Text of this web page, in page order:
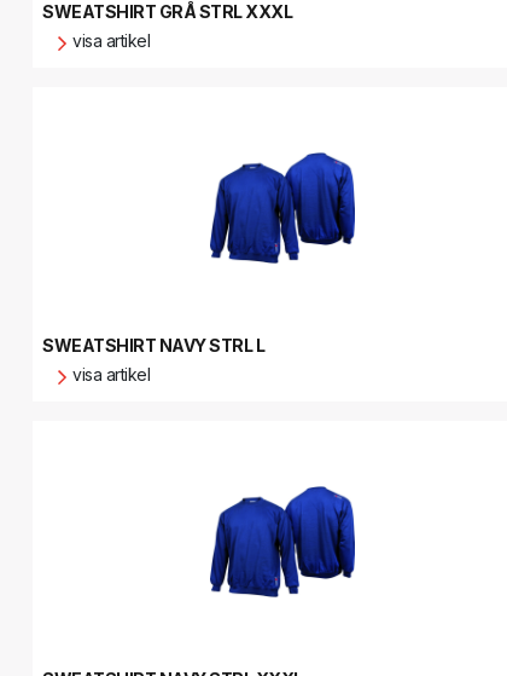
SWEATSHIRT GRÅ STRL XXXL
visa artikel
SWEATSHIRT NAVY STRL L
visa artikel